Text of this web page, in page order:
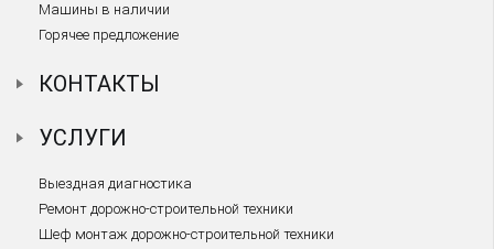
Машины в наличии
Горячее предложение
КОНТАКТЫ
УСЛУГИ
Выездная диагностика
Ремонт дорожно-строительной техники
Шеф монтаж дорожно-строительной техники